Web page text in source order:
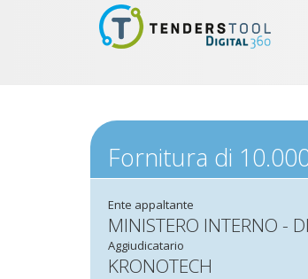
Fornitura di
Ente appaltante
MINISTERO INTERNO -
Aggiudicatario
KRONOTECH